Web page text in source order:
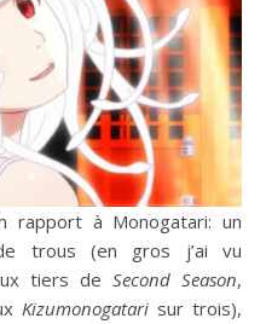
rapport à Monogatari: un
trous (en gros j’ai vu
tiers de Second Season,
Kizumonogatari sur trois),